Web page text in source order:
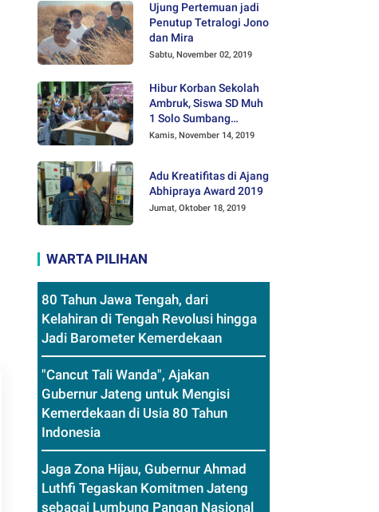
Ujung Pertemuan jadi
Penutup Tetralogi Jono
dan Mira
Sabtu, November 02, 2019
Hibur Korban Sekolah
Ambruk, Siswa SD Muh
1 Solo Sumbang
Mainan Othok-othok
Kamis, November 14, 2019
Adu Kreatifitas di Ajang
Abhipraya Award 2019
Jumat, Oktober 18, 2019
WARTA PILIHAN
80 Tahun Jawa Tengah, dari
Kelahiran di Tengah Revolusi hingga
Jadi Barometer Kemerdekaan
"Cancut Tali Wanda", Ajakan
Gubernur Jateng untuk Mengisi
Kemerdekaan di Usia 80 Tahun
Indonesia
Jaga Zona Hijau, Gubernur Ahmad
Luthfi Tegaskan Komitmen Jateng
sebagai Lumbung Pangan Nasional